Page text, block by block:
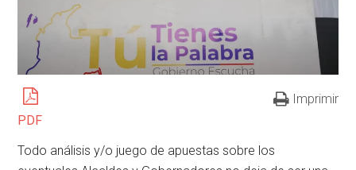
PDF
Imprimir
Todo análisis y/o juego de apuestas sobre los